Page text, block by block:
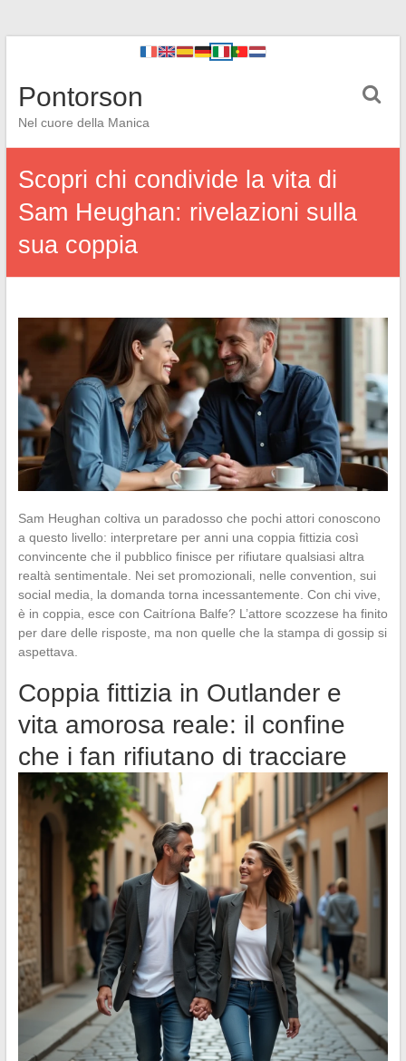
Pontorson
Nel cuore della Manica
Scopri chi condivide la vita di
Sam Heughan: rivelazioni sulla
sua coppia
Sam Heughan coltiva un paradosso che pochi attori conoscono
a questo livello: interpretare per anni una coppia fittizia così
convincente che il pubblico finisce per rifiutare qualsiasi altra
realtà sentimentale. Nei set promozionali, nelle convention, sui
social media, la domanda torna incessantemente. Con chi vive,
è in coppia, esce con Caitríona Balfe? L’attore scozzese ha finito
per dare delle risposte, ma non quelle che la stampa di gossip si
aspettava.
Coppia fittizia in Outlander e
vita amorosa reale: il confine
che i fan rifiutano di tracciare